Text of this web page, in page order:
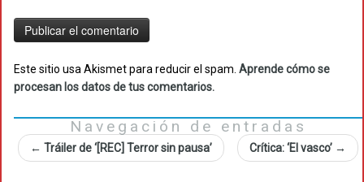
Este sitio usa Akismet para reducir el spam. Aprende cómo se
procesan los datos de tus comentarios.
Navegación de entradas
← Tráiler de ‘[REC] Terror sin pausa’ Crítica: ‘El vasco’ →